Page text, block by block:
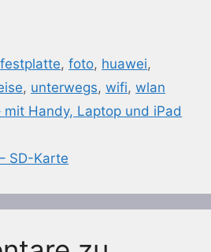
festplatte,foto, huawei,
, unterwegs, wifi, wlan
mit Handy, Laptop und iPad
SD-Karte